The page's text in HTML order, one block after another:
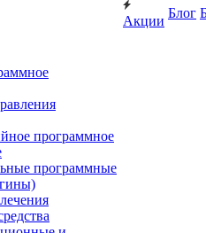
программное
программные
Акции
Блог